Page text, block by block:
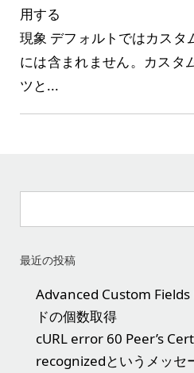
用する
現象 デフォルトではカスタ
には含まれません。カスタ
ツと...
最近の投稿
Advanced Custom Fields
ドの個数取得
cURL error 60 Peer’s
recognizedというメッセ